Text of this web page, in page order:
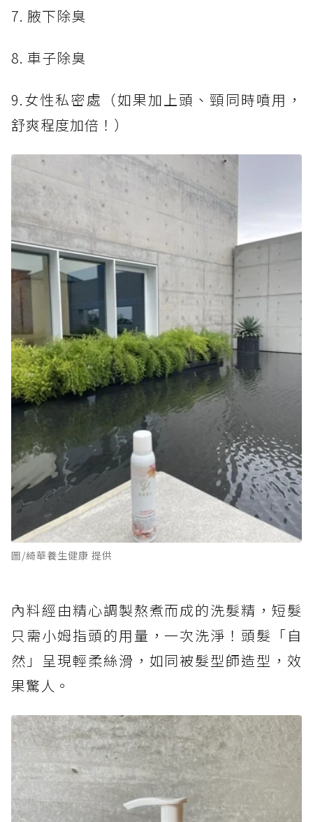
7. 腋下除臭
8. 車子除臭
9.女性私密處（如果加上頭、頸同時噴用，
舒爽程度加倍！）
圖/綺華養生健康 提供
內料經由精心調製熬煮而成的洗髮精，短髮
只需小姆指頭的用量，一次洗淨！頭髮「自
然」呈現輕柔絲滑，如同被髮型師造型，效
果驚人。